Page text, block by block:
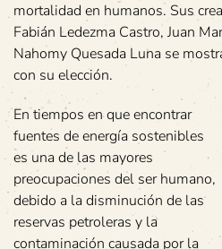
mortalidad en humanos. Sus
Fabián Ledezma Castro, Juan
Nahomy Quesada Luna se
con su elección.
En tiempos en que encontrar
fuentes de energía sostenibles
es una de las mayores
preocupaciones del ser humano,
debido a la disminución de las
reservas petroleras y la
contaminación causada por la